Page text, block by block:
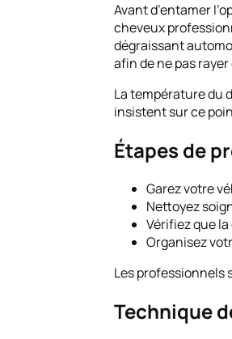
Avant d’entamer
cheveux
dégraissant
afin de ne pas
La température du
insistent sur ce
Étapes de
Garez votre
Nettoyez
Vérifiez que
Organisez
Les professionnels
Technique